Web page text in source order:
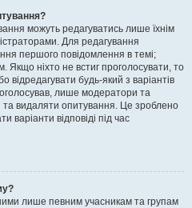
можуть редагуватись лише їхнім
Для редагування
першого повідомлення в темі;
Якщо ніхто не встиг проголосувати, то
будь-який з варіантів
лише модератори та
та видаляти опитування. Це зроблено
варіанти відповіді під час
лише певним учасникам та групам